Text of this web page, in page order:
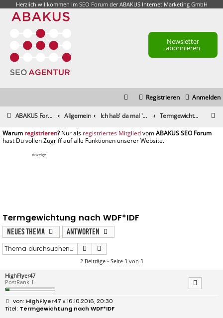
Herzlich willkommen im SEO Forumder ABAKUS Internet Marketing GmbH
Newsletter
abonnieren
Anmelden
Registrieren
ABAKUS Foren-Übersicht Allgemein Ich hab' da mal 'ne Frage Termgewichtung nach WDF*IDF
registrieren registriertes Mitglied
Anzeige
Termgewichtung nach WDF*IDF
Neues Thema
Antworten
Suche
2 Beiträge • Seite 1 von 1
HighFlyer47
PostRank 1
B
e
i
HighFlyer47 » 16.10.2016, 20:30
Termgewichtung nach WDF*IDF